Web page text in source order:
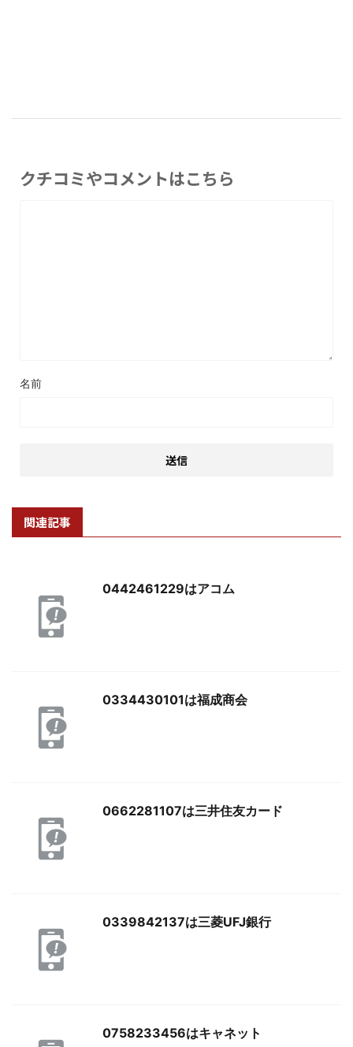
クチコミやコメントはこちら
名前
関連記事
0442461229はアコム
0334430101は福成商会
0662281107は三井住友カード
0339842137は三菱UFJ銀行
0758233456はキャネット